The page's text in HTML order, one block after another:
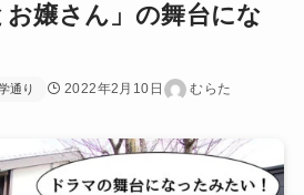
お嬢さん」の舞台にな
通り 2022年2月10日 むらた